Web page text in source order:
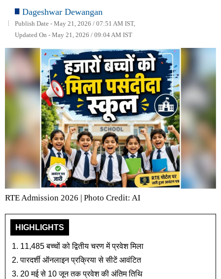
Dageshwar Dewangan
Publish Date - May 21, 2026 / 07:51 AM IST,
Updated On - May 21, 2026 / 09:04 AM IST
RTE Admission 2026 | Photo Credit: AI
HIGHLIGHTS
11,485 बच्चों को द्वितीय चरण में प्रवेश मिला
पारदर्शी ऑनलाइन प्रक्रिया से सीटें आवंटित
20 मई से 10 जून तक प्रवेश की अंतिम तिथि